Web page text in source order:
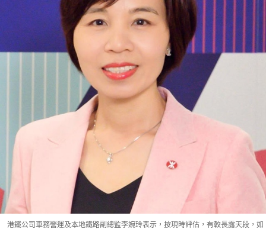
港鐵公司車務營運及本地鐵路副總監李婉玲表示，按現時評估，有較長露天段，如